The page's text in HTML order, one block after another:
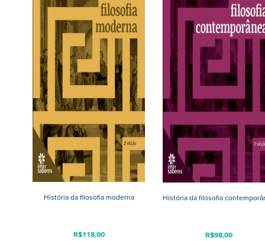
História da filosofia moderna
R$118,00
História da filosofia
R$98,00